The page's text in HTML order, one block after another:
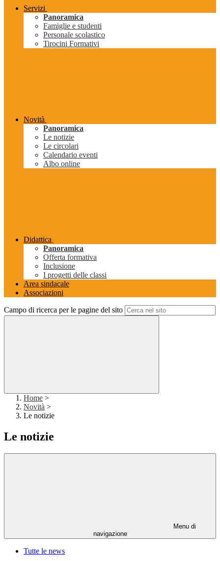
Servizi
Panoramica
Famiglie e studenti
Personale scolastico
Tirocini Formativi
Novità
Panoramica
Le notizie
Le circolari
Calendario eventi
Albo online
Didattica
Panoramica
Offerta formativa
Inclusione
I progetti delle classi
Area sindacale
Associazioni
Campo di ricerca per le pagine del sito
Home >
Novità >
Le notizie
Le notizie
Menu di
navigazione
Tutte le news